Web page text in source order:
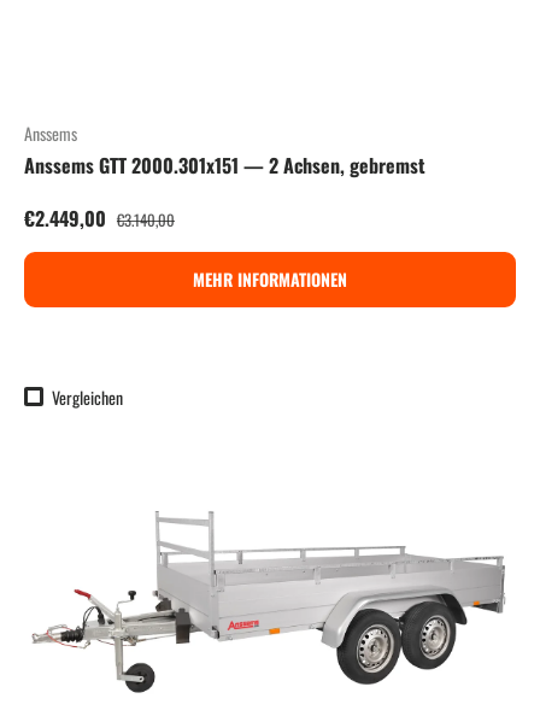
Anssems
Anssems GTT 2000.301x151 — 2 Achsen, gebremst
Verkaufspreis
€2.449,00 Normaler Preis
€3.140,00
MEHR INFORMATIONEN
Vergleichen